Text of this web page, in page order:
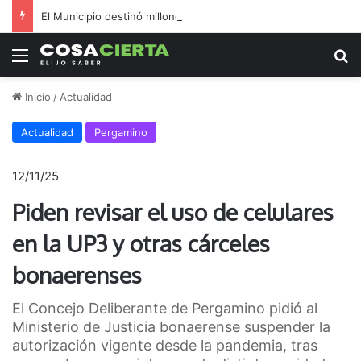
Menú
Inicio / Actualidad
Actualidad Pergamino
12/11/25
Piden revisar el uso de celulares
en la UP3 y otras cárceles
bonaerenses
El Concejo Deliberante de Pergamino pidió al
Ministerio de Justicia bonaerense suspender la
autorización vigente desde la pandemia, tras